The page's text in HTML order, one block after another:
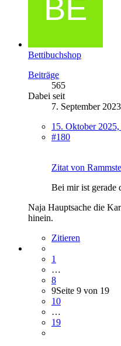
Bettibuchshop
Beiträge
565
Dabei seit
7. September 2023
15. Oktober 2025,
#180
Zitat von
Bei mir ist gerade
Naja Hauptsache die
hinein.
Zitieren
1
…
8
9Seite 9 von 19
10
…
19